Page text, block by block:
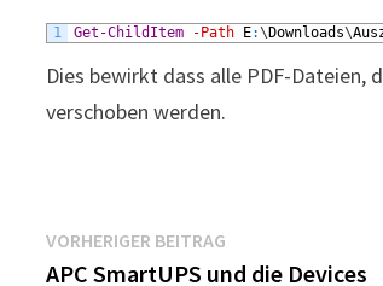
1 Get-ChildItem -Path E:\ Downloads\
Dies bewirkt dass alle PDF-Dateien,
verschoben werden.
Beitragsnavigation
VORHERIGER BEITRAG
Beitrag:
APC SmartUPS und die Devices